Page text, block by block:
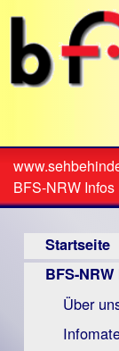
direkt
Textinhalt
Sie
sind
hier
BFS-NRW
Startseite
BFS-
Über